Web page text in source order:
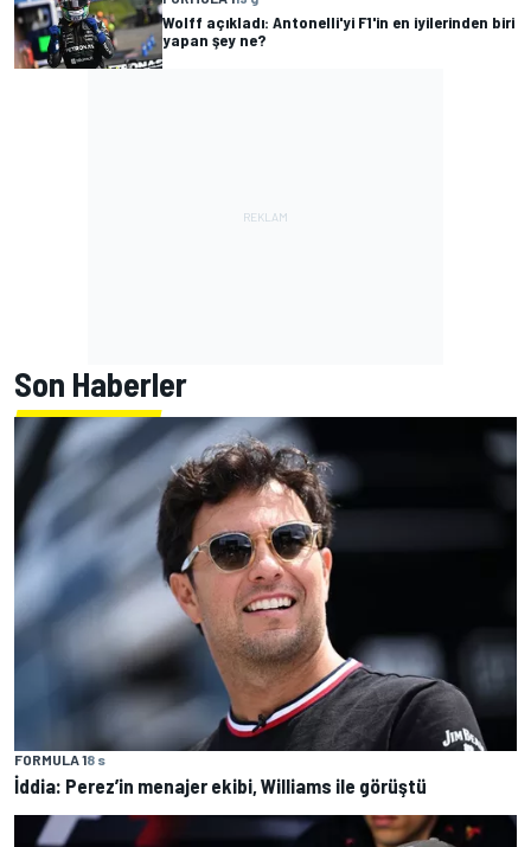
Wolff açıkladı: Antonelli'yi F1'in en iyilerinden biri
yapan şey ne?
Son Haberler
FORMULA 18 s
İddia: Perez’in menajer ekibi, Williams ile görüştü